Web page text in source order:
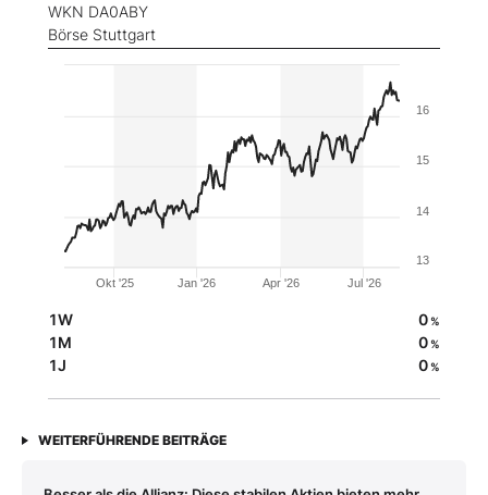
WKN DA0ABY
Börse Stuttgart
Okt '25 Jan '26 Apr '26 Jul '26
13
14
15
16
1W 0%
1M 0%
1J 0%
WEITERFÜHRENDE BEITRÄGE